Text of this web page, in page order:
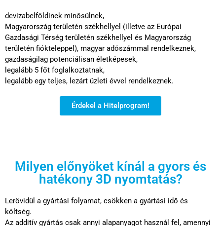
devizabelföldinek minősülnek,
Magyarország területén székhellyel (illetve az Európai
Gazdasági Térség területén székhellyel és Magyarország
területén fiókteleppel), magyar adószámmal rendelkeznek,
gazdaságilag potenciálisan életképesek,
legalább 5 főt foglalkoztatnak,
legalább egy teljes, lezárt üzleti évvel rendelkeznek.
Érdekel a Hitelprogram!
Milyen előnyöket kínál a gyors és
hatékony 3D nyomtatás?
Lerövidül a gyártási folyamat, csökken a gyártási idő és
költség.
Az additív gyártás csak annyi alapanyagot használ fel, amennyi